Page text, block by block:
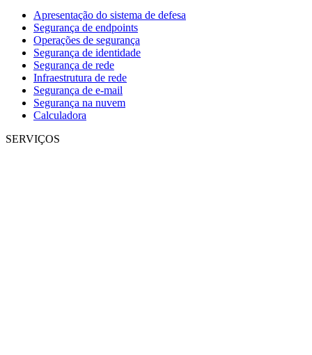
Apresentação do sistema de defesa
Segurança de endpoints
Operações de segurança
Segurança de identidade
Segurança de rede
Infraestrutura de rede
Segurança de e-mail
Segurança na nuvem
Calculadora
SERVIÇOS